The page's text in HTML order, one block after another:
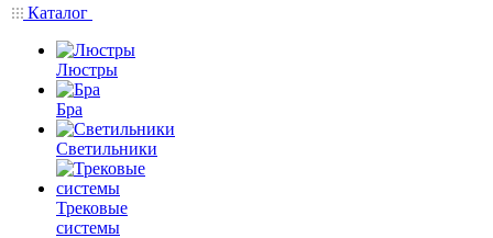
Каталог
Люстры
Бра
Светильники
Трековые
системы